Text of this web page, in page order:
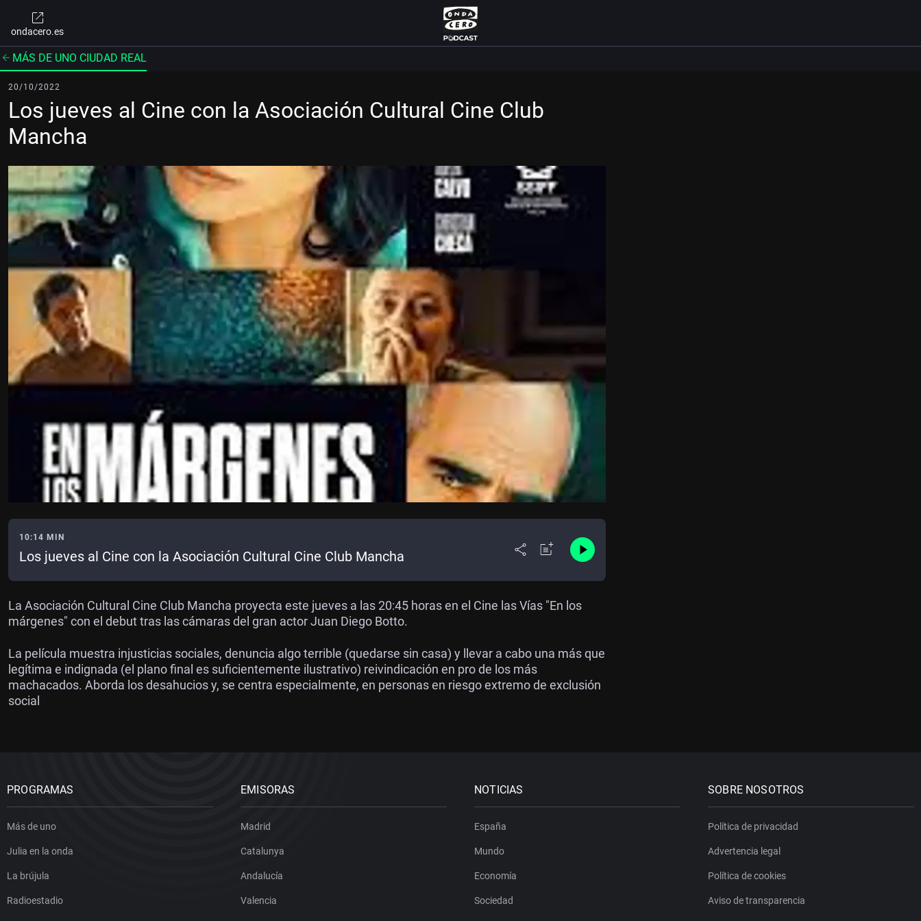
ondacero.es
MÁS DE UNO CIUDAD REAL
20/10/2022
Los jueves al Cine con la Asociación Cultural Cine Club
Mancha
10:14 MIN
Los jueves al Cine con la Asociación Cultural Cine Club Mancha
La Asociación Cultural Cine Club Mancha proyecta este jueves a las 20:45 horas en el Cine las Vías "En los
márgenes" con el debut tras las cámaras del gran actor Juan Diego Botto.
La película muestra injusticias sociales, denuncia algo terrible (quedarse sin casa) y llevar a cabo una más que
legítima e indignada (el plano final es suficientemente ilustrativo) reivindicación en pro de los más
machacados. Aborda los desahucios y, se centra especialmente, en personas en riesgo extremo de exclusión
social
PROGRAMAS
Más de uno
Julia en la onda
La brújula
Radioestadio
EMISORAS
Madrid
Catalunya
Andalucía
Valencia
NOTICIAS
España
Mundo
Economía
Sociedad
SOBRE NOSOTROS
Política de privacidad
Advertencia legal
Política de cookies
Aviso de transparencia